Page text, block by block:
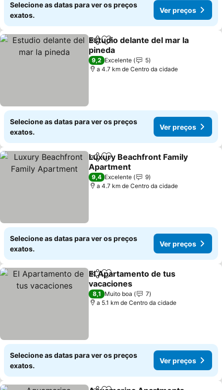
Selecione as datas para ver os preços
exatos.
Ver preços
PartilharAdicionar aos favoritos
Estudio delante del mar la
pineda
Ver preços
9,2 Excelente
5
a 4.7 km de Centro da cidade
Selecione as datas para ver os preços
exatos.
Ver preços
PartilharAdicionar aos favoritos
Luxury Beachfront Family
Apartment
Ver preços
9,4 Excelente
9
a 4.7 km de Centro da cidade
Selecione as datas para ver os preços
exatos.
Ver preços
PartilharAdicionar aos favoritos
El Apartamento de tus
vacaciones
Ver preços
8,1 Muito boa
7
a 5.1 km de Centro da cidade
Selecione as datas para ver os preços
exatos.
Ver preços